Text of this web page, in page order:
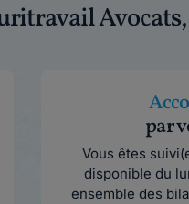
par
Vous êtes
disponible du
ensemble des